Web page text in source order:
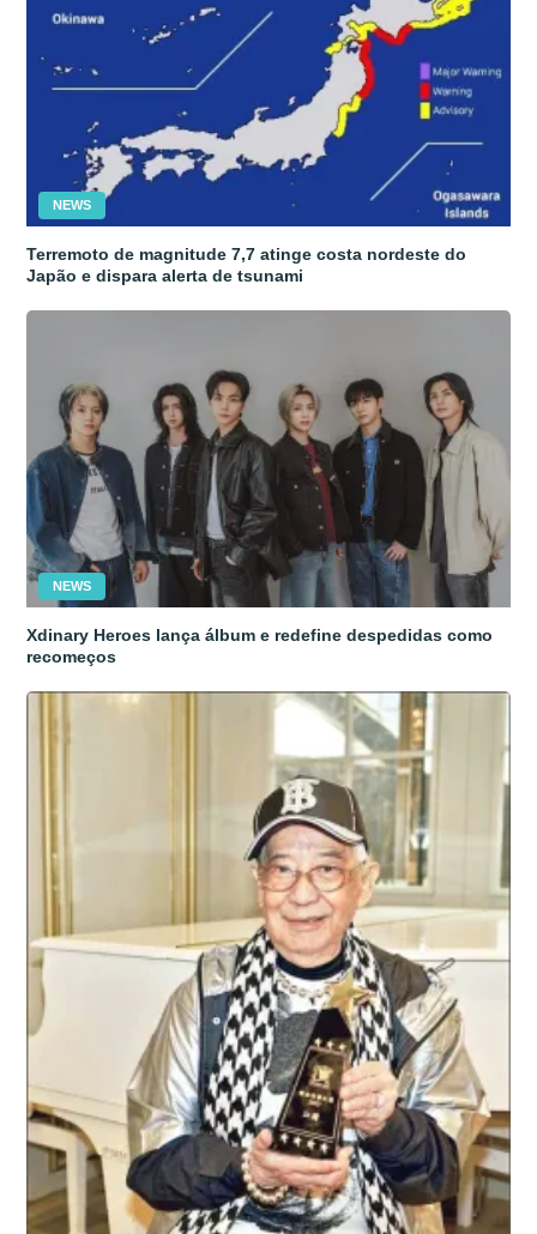
NEWS
Terremoto de magnitude 7,7 atinge costa nordeste do
Japão e dispara alerta de tsunami
NEWS
Xdinary Heroes lança álbum e redefine despedidas como
recomeços